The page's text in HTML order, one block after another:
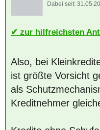
Dabei seit:
zur hilfreichsten
Also, bei
ist größte Vorsicht
als
Kreditnehmer